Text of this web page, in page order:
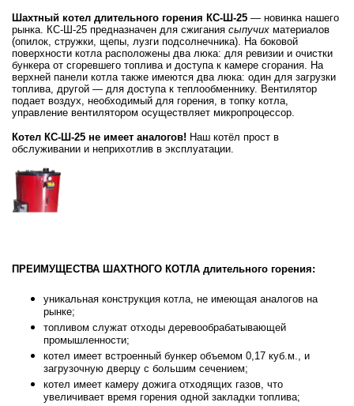
Шахтный котел длительного горения КС-Ш-25 — новинка нашего
рынка. КС-Ш-25 предназначен для сжигания сыпучих материалов
(опилок, стружки, щепы, лузги подсолнечника). На боковой
поверхности котла расположены два люка: для ревизии и очистки
бункера от сгоревшего топлива и доступа к камере сгорания. На
верхней панели котла также имеются два люка: один для загрузки
топлива, другой — для доступа к теплообменнику. Вентилятор
подает воздух, необходимый для горения, в топку котла,
управление вентилятором осуществляет микропроцессор.
Котел КС-Ш-25 не имеет аналогов! Наш котёл прост в
обслуживании и неприхотлив в эксплуатации.
ПРЕИМУЩЕСТВА ШАХТНОГО КОТЛА длительного горения:
уникальная конструкция котла, не имеющая аналогов на
рынке;
топливом служат отходы деревообрабатывающей
промышленности;
котел имеет встроенный бункер объемом 0,17 куб.м., и
загрузочную дверцу с большим сечением;
котел имеет камеру дожига отходящих газов, что
увеличивает время горения одной закладки топлива;